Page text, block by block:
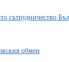
сътрудничество
обмен